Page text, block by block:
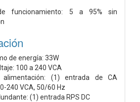
funcionamiento: 5 a 95% sin
de energía: 33W
100 a 240 VCA
alimentación: (1) entrada de CA
240 VCA, 50/60 Hz
(1) entrada RPS DC